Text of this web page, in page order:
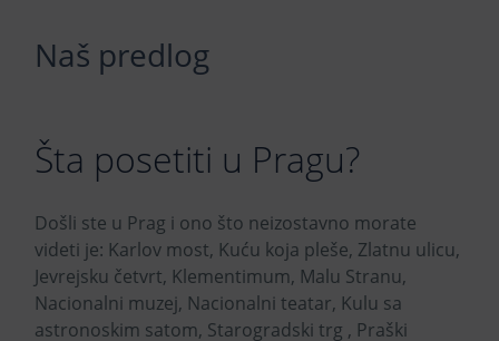
Naš predlog
Šta posetiti u Pragu?
Došli ste u Prag i ono što neizostavno morate
videti je: Karlov most, Kuću koja pleše, Zlatnu ulicu,
Jevrejsku četvrt, Klementimum, Malu Stranu,
Nacionalni muzej, Nacionalni teatar, Kulu sa
astronoskim satom, Starogradski trg , Praški